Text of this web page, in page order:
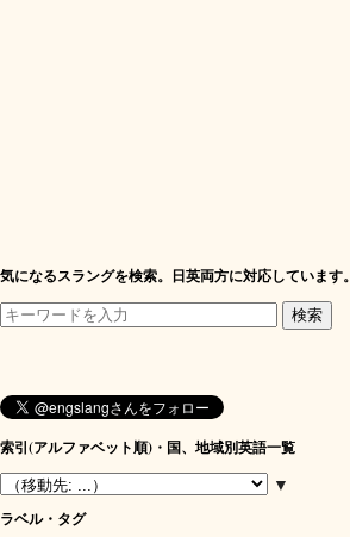
気になるスラングを検索。日英両方に対応しています。
索引(アルファベット順)・国、地域別英語一覧
▼
ラベル・タグ